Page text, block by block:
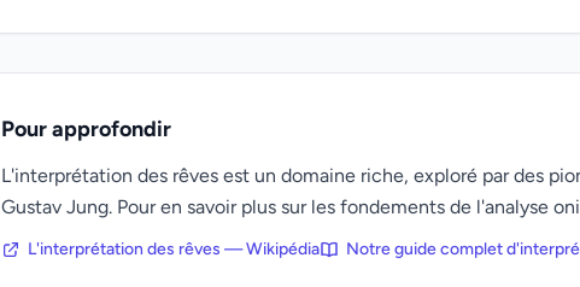
Pour approfondir
L'interprétation des rêves est un domaine riche, exploré par des
Gustav Jung. Pour en savoir plus sur les fondements de l'analyse
L'interprétation des rêves — Wikipédia Notre guide complet